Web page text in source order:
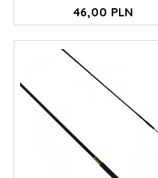
46,00 PLN